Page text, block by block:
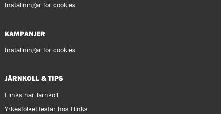
Inställningar för cookies
KAMPANJER
Inställningar för cookies
JÄRNKOLL & TIPS
Flinks har Järnkoll
Yrkesfolket testar hos Flinks